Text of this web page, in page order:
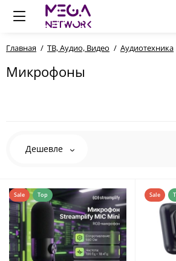
Главная ТВ, Аудио, Видео Аудиотехника
Микрофоны
Дешевле
Sale Top Sale